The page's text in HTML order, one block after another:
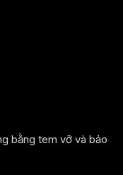
bằng tem vỡ và bảo